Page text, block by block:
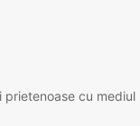
cu mediul